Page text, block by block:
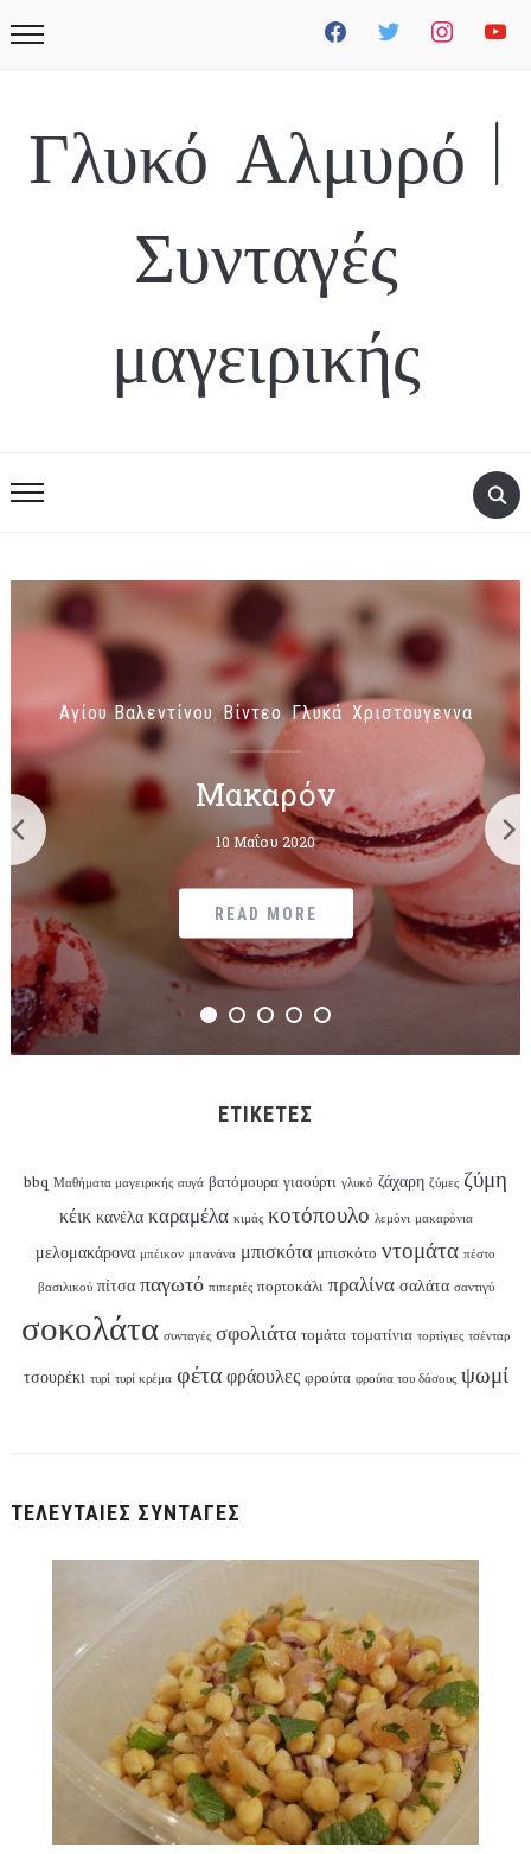
facebook twitter instagramyoutube
Γλυκό Αλμυρό |
Συνταγές
μαγειρικής
Αγίου Βαλεντίνου,Βίντεο,Γλυκά, Χριστουγεννα
Μακαρόν
10 Μαΐου 2020
READ MORE
ΕΤΙΚΈΤΕΣ
bbq Μαθήματα μαγειρικής αυγά βατόμουρα γιαούρτι γλυκό ζάχαρη ζύμες ζύμη
κέικ κανέλα καραμέλα κιμάς κοτόπουλο λεμόνι μακαρόνια
μελομακάρονα μπέικον μπανάνα μπισκότα μπισκότο ντομάτα πέστο
βασιλικού πίτσα παγωτό πιπεριές πορτοκάλι πραλίνα σαλάτα σαντιγύ
σοκολάτα συνταγές σφολιάτα τομάτα τοματίνια τορτίγιες τσένταρ
τσουρέκι τυρί τυρί κρέμα φέτα φράουλες φρούτα φρούτα του δάσους ψωμί
ΤΕΛΕΥΤΑΙΕΣ ΣΥΝΤΑΓΕΣ